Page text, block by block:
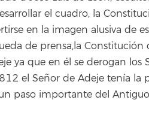
el cuadro, la
en la imagen alusiva de
de prensa,la Constitución
ya que en él se derogan los
el Señor de Adeje tenía la
paso importante del